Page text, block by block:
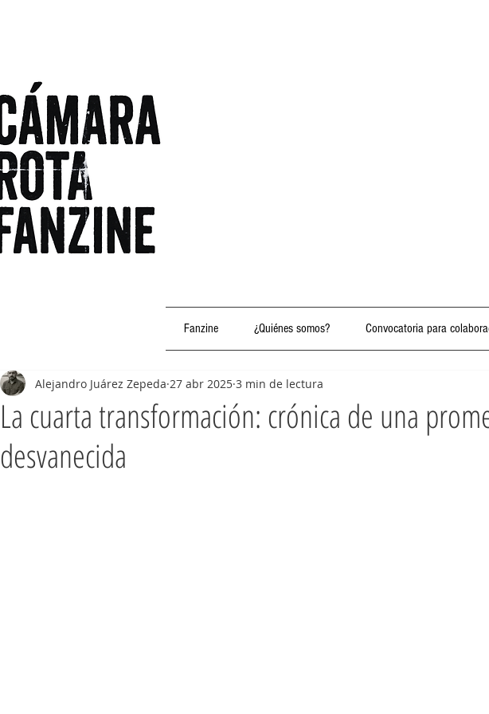
Fanzine ¿Quiénes somos? Convocatoria para
La cuarta transformación: crónica de una
desvanecida
Alejandro Juárez Zepeda 27 abr 2025 3 min de lectura